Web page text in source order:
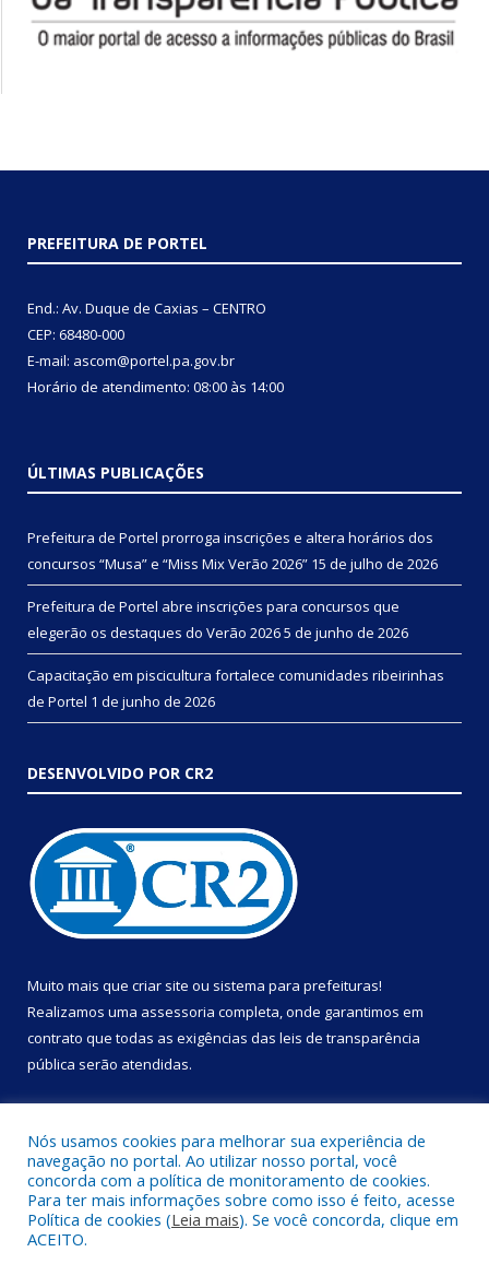
PREFEITURA DE PORTEL
End.: Av. Duque de Caxias – CENTRO
CEP: 68480-000
E-mail: ascom@portel.pa.gov.br
Horário de atendimento: 08:00 às 14:00
ÚLTIMAS PUBLICAÇÕES
Prefeitura de Portel prorroga inscrições e altera horários dos
concursos “Musa” e “Miss Mix Verão 2026” 15 de julho de 2026
Prefeitura de Portel abre inscrições para concursos que
elegerão os destaques do Verão 20265 de junho de 2026
Capacitação em piscicultura fortalece comunidades ribeirinhas
de Portel 1 de junho de 2026
DESENVOLVIDO POR CR2
Muito mais que criar site ou sistema para prefeituras!
Realizamos uma assessoria completa, onde garantimos em
contrato que todas as exigências das leis de transparência
pública serão atendidas.
Todos os direitos reservados a Prefeitura Municipal de Portel.
Nós usamos cookies para melhorar sua experiência de
navegação no portal. Ao utilizar nosso portal, você
concorda com a política de monitoramento de cookies.
Para ter mais informações sobre como isso é feito, acesse
Política de cookies (Leia mais). Se você concorda, clique em
ACEITO.